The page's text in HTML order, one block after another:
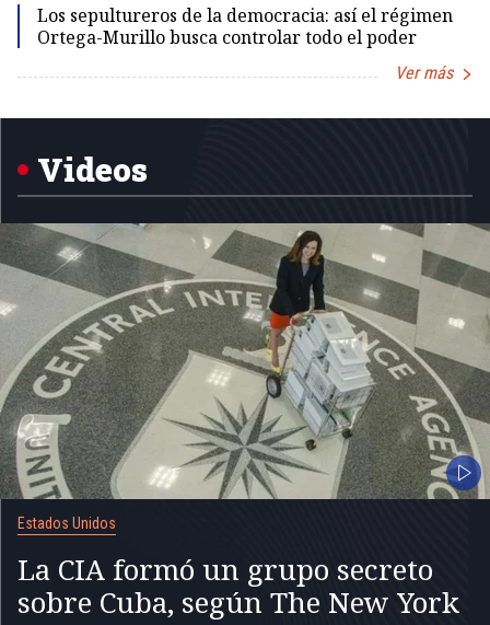
Los sepultureros de la democracia: así el régimen
Ortega-Murillo busca controlar todo el poder
Ver más
1
Videos
Estados Unidos
La CIA formó un grupo secreto
sobre Cuba, según The New York